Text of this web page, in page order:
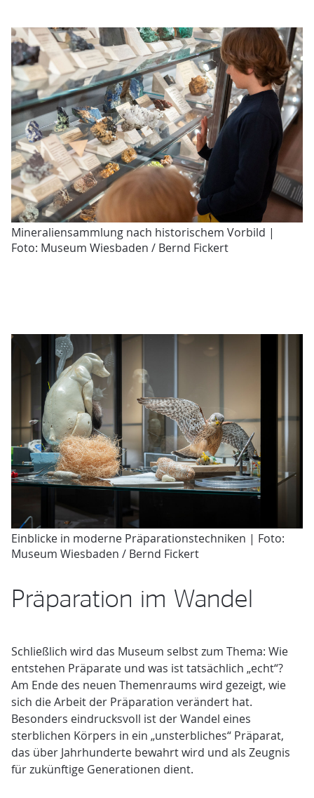
Mineraliensammlung nach historischem Vorbild |
Foto: Museum Wiesbaden / Bernd Fickert
Einblicke in moderne Präparationstechniken | Foto:
Museum Wiesbaden / Bernd Fickert
Präparation im Wandel
Schließlich wird das Museum selbst zum Thema: Wie
entstehen Präparate und was ist tatsächlich „echt“?
Am Ende des neuen Themenraums wird gezeigt, wie
sich die Arbeit der Präparation verändert hat.
Besonders eindrucksvoll ist der Wandel eines
sterblichen Körpers in ein „unsterbliches“ Präparat,
das über Jahrhunderte bewahrt wird und als Zeugnis
für zukünftige Generationen dient.